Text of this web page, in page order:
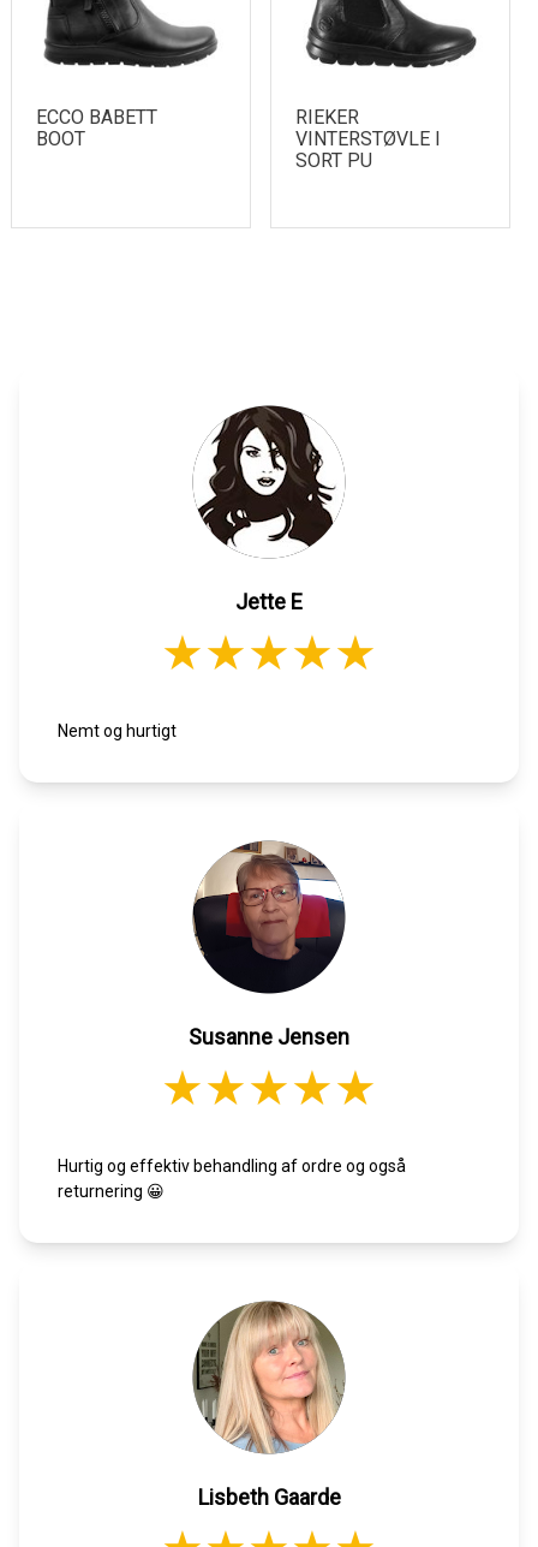
ECCO BABETT
BOOT
RIEKER
VINTERSTØVLE I
SORT PU
Jette E
Nemt og hurtigt
Susanne Jensen
Hurtig og effektiv behandling af ordre og også
returnering 😀
Lisbeth Gaarde